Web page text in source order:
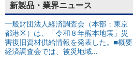
新製品・業界ニュース
一般財団法人経済調査会（本部：東京
都港区）は、「令和８年熊本地震」災
害復旧資材供給情報を発表した。■概要
経済調査会では、被災地域...